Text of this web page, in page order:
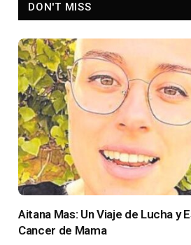
DON'T MISS
Aitana Mas: Un Viaje de Lucha y
Cancer de Mama